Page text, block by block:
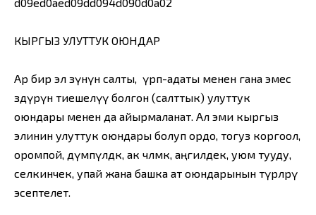
КЫРГЫЗ УЛУТТУК ОЮНДАР
Ар бир эл өзүнүн салты, үрп-адаты менен гана эмес
өздүрүнө тиешелүү болгон (салттык) улуттук
оюндары менен да айырмаланат. Ал эми кыргыз
элинин улуттук оюндары болуп ордо, тогуз коргоол,
оромпой, дүмпүлдөк, ак чөлмөк, аңгилдек, уюм тууду,
селкинчек, упай жана башка ат оюндарынын түрлөрү
эсептелет.